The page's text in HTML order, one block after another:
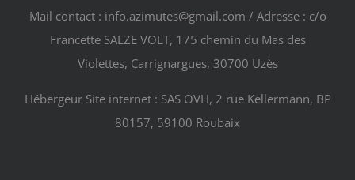
Mail contact : info.azimutes@gmail.com / Adresse : c/o
Francette SALZE VOLT, 175 chemin du Mas des
Violettes, Carrignargues, 30700 Uzès
Hébergeur Site internet : SAS OVH, 2 rue Kellermann, BP
80157, 59100 Roubaix